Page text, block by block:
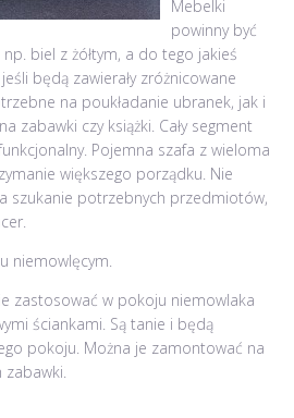
Mebelki
powinny być
biel z żółtym, a do tego jakieś
będą zawierały zróżnicowane
na poukładanie ubranek, jak i
zabawki czy książki. Cały segment
Pojemna szafa z wieloma
większego porządku. Nie
szukanie potrzebnych przedmiotów,
niemowlęcym.
zastosować w pokoju niemowlaka
ściankami. Są tanie i będą
pokoju. Można je zamontować na